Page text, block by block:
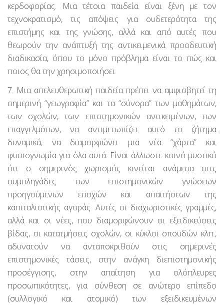
κερδοφορίας. Μια τέτοια παιδεία είναι ξένη με τον
τεχνοκρατισμό, τις απόψεις για ουδετερότητα της
επιστήμης και της γνώσης, αλλά και από αυτές που
θεωρούν την ανάπτυξή της αντικειμενικά προοδευτική
διαδικασία, όπου το μόνο πρόβλημα είναι το πώς και
ποιος θα την χρησιμοποιήσει.
7. Μια απελευθερωτική παιδεία πρέπει να αμφισβητεί τη
σημερινή “γεωγραφία” και τα “σύνορα” των μαθημάτων,
των σχολών, των επιστημονικών αντικειμένων, των
επαγγελμάτων, να αντιμετωπίζει αυτό το ζήτημα
δυναμικά, να διαμορφώνει μια νέα “χάρτα” και
φυσιογνωμία για όλα αυτά. Είναι άλλωστε κοινό μυστικό
ότι ο σημερινός χωρισμός κινείται ανάμεσα στις
συμπληγάδες των επιστημονικών γνώσεων
προηγούμενων εποχών και απαιτήσεων της
καπιταλιστικής αγοράς. Αυτές οι διαχωριστικές γραμμές,
αλλά και οι νέες, που διαμορφώνουν οι εξειδικεύσεις
βίδας, οι κατατμήσεις σχολών, οι κύκλοι σπουδών κλπ.,
αδυνατούν να ανταποκριθούν στις σημερινές
επιστημονικές τάσεις, στην ανάγκη διεπιστημονικής
προσέγγισης, στην απαίτηση για ολόπλευρες
προσωπικότητες, για σύνθεση σε ανώτερο επίπεδο
(συλλογικό και ατομικό) των εξειδικευμένων